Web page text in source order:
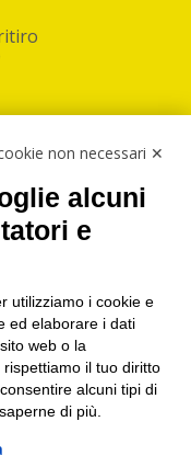
pacchi nelle
|Firenze| Genova
non necessari ✕
alcuni
e
utilizziamo i cookie e
ed elaborare i dati
web o la
il tuo diritto
alcuni tipi di
di più.